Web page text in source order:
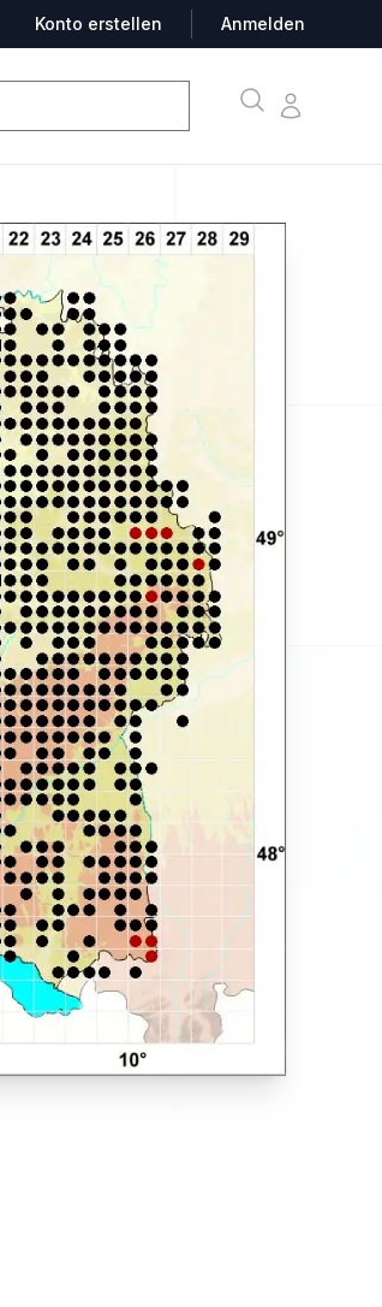
Konto erstellen Anmelden
SucheKonto